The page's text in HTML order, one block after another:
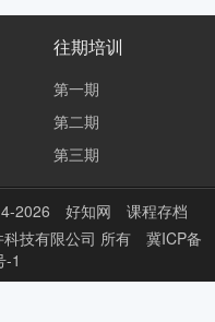
往期培训
第一期
第二期
第三期
2026 好知网
课程存档
技有限公司 所有
冀ICP备
-1